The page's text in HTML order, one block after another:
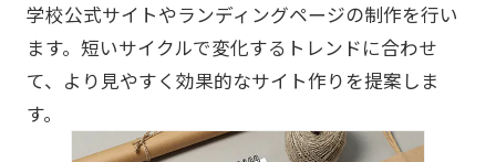
学校公式サイトやランディングページの制作を行い
ます。短いサイクルで変化するトレンドに合わせ
て、より見やすく効果的なサイト作りを提案しま
す。